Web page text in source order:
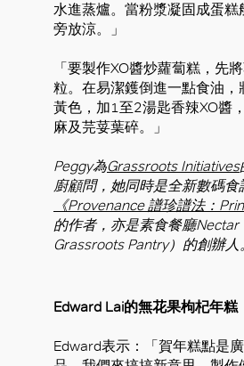
水進蒸爐。當粉漿凝固成蛋糕
旁放涼。」
「要製作XO醬炒蘿蔔糕，先
粒。在易潔鑊倒進一點食油，
黃色，加1至2湯匙香辣XO醬
麻及芫荽葉碎。」
Peggy為Grassroots Initiatives
廚顧問，她同時是全新數碼食
《Provenance 譜珍譜法：
的作者，亦是素食餐廳Nectar
Grassroots Pantry）的創辦人
Edward Lai的無花果枸杞年糕
Edward表示：「賀年糕點是